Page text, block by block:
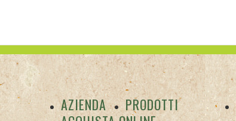
AZIENDA
PRODOTTI